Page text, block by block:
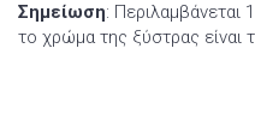
Σημείωση: Περιλαμβάνεται
το χρώμα της ξύστρας είναι